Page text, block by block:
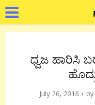
ಧ್ವಜ ಹಾರಿಸಿ
July 26, 2016 by